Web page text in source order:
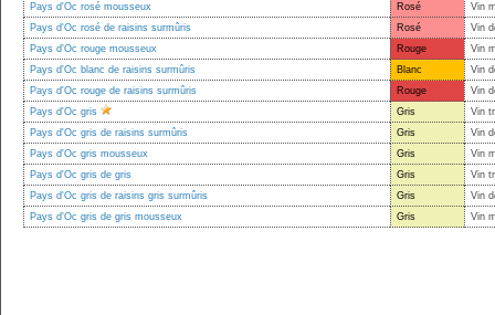
Pays d'Oc rosé mousseux
Rosé
Vin
Pays d'Oc rosé de raisins surmûris
Rosé
Vin
Pays d'Oc rouge mousseux
Rouge
Vin
Pays d'Oc blanc de raisins surmûris
Blanc
Vin
Pays d'Oc rouge de raisins surmûris
Rouge
Vin
Pays d'Oc gris
Gris
Vin
Pays d'Oc gris de raisins surmûris
Gris
Vin
Pays d'Oc gris mousseux
Gris
Vin
Pays d'Oc gris de gris
Gris
Vin
Pays d'Oc gris de raisins gris surmûris
Gris
Vin
Pays d'Oc gris de gris mousseux
Gris Vin